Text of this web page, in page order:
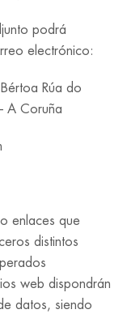
podrá
electrónico:
Rúa do
A Coruña
enlaces que
distintos
web dispondrán
datos, siendo